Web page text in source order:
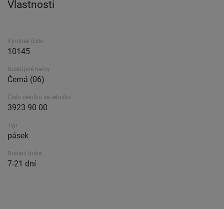
Vlastnosti
Výrobek číslo
10145
Dostupné barvy
Černá (06)
Číslo celního sazebníku
3923 90 00
Typ
pásek
Dodací doba.
7-21 dní